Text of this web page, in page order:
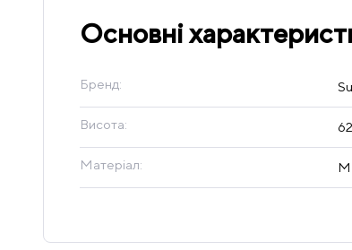
Основні
Бренд:
Висота: 62
Матеріал: